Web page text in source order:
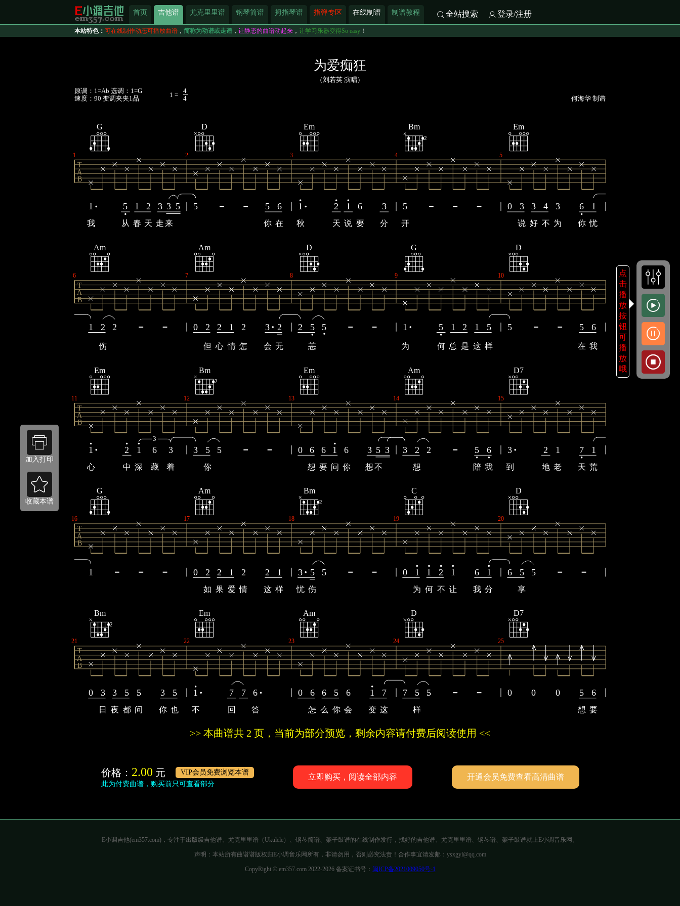
首页 吉他谱 尤克里里谱 钢琴简谱 拇指琴谱 指弹专区 在线制谱 制谱教程 全站搜索 登录/注册
本站特色： 可在线制作动态可播放曲谱 ， 简称为动谱或走谱 ， 让静态的曲谱动起来 ， 让学习乐器变得So easy ！
为爱痴狂
（刘若英 演唱）
原调：1=Ab 选调：1=G
速度：90 变调夹夹1品
1 =
4
4
何海华 制谱
1
T
A
B
G
1 5 1 2 3 3 5
我 从 春 天 走来
2
D
5 5 6
你 在
3
Em
1 2 1 6 3
秋 天 说 要 分
4
Bm
2
5
开
5
Em
0 3 3 4 3 6 1
说 好 不 为 你 忧
6
T
A
B
Am
1 2 2
伤
7
Am
0 2 2 1 2 3 2
但 心 情 怎 会 无
8
D
2 5 5
恙
9
G
1 5 1 2 1 5
为 何 总 是 这 样
10
D
5 5 6
在 我
11
T
A
B
Em
1 2 1 6 3
3
心 中 深 藏 着
12
Bm
2
3 5 5
你
13
Em
0 6 6 1 6 3 5 3
想 要 问 你 想不
14
Am
3 2 2 5 6
想 陪 我
15
D7
3 2 1 7 1
到 地 老 天 荒
16
T
A
B
G
1
17
Am
0 2 2 1 2 2 1
如 果 爱 情 这 样
18
Bm
2
3 5 5
忧 伤
19
C
0 1 1 2 1 6 1
为 何 不 让 我 分
20
D
6 5 5
享
21
T
A
B
Bm
2
0 3 3 5 5 3 5
日 夜 都 问 你 也
22
Em
1 7 7 6
不 回 答
23
Am
0 6 6 5 6 1 7
怎 么 你 会 变 这
24
D
7 5 5
样
25
D7
0 0 0 5 6
想 要
>> 本曲谱共 2 页，当前为部分预览，剩余内容请付费后阅读使用 <<
价格： 2.00 元
VIP会员免费浏览本谱
此为付费曲谱，购买前只可查看部分
立即购买，阅读全部内容 开通会员免费查看高清曲谱
加入打印
收藏本谱
E小调吉他(em357.com)，专注于出版级吉他谱、尤克里里谱（Ukulele）、钢琴简谱、架子鼓谱的在线制作发行，找好的吉他谱、尤克里里谱、钢琴谱、架子鼓谱就上E小调音乐网。
声明：本站所有曲谱谱版权归E小调音乐网所有，非请勿用，否则必究法责！合作事宜请发邮：ysxgyl@qq.com
CopyRight © em357.com 2022-2026 备案证书号： 闽ICP备2021009050号-1
点
击
播
放
按
钮
可
播
放
哦